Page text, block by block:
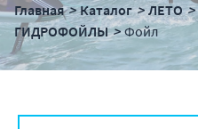
Главная Каталог ЛЕТО
ГИДРОФОЙЛЫ
Фойл